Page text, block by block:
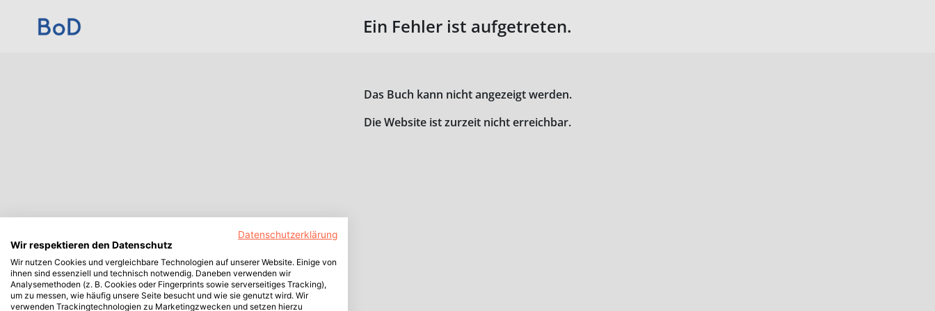
Ein Fehler ist aufgetreten.
Das Buch kann nicht angezeigt werden.
Die Website ist zurzeit nicht erreichbar.
Datenschutzerklärung
Wir respektieren den Datenschutz
Wir nutzen Cookies und vergleichbare Technologien auf unserer Website. Einige von
ihnen sind essenziell und technisch notwendig. Daneben verwenden wir
Analysemethoden (z. B. Cookies oder Fingerprints sowie serverseitiges Tracking),
um zu messen, wie häufig unsere Seite besucht und wie sie genutzt wird. Wir
verwenden Trackingtechnologien zu Marketingzwecken und setzen hierzu